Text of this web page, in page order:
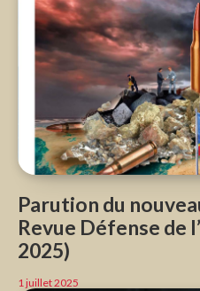
Parution du
Revue Défense de
2025)
1 juillet 2025